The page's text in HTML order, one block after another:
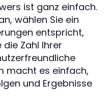
ist ganz einfach.
wählen Sie ein
entspricht,
Zahl Ihrer
macht es einfach,
und Ergebnisse